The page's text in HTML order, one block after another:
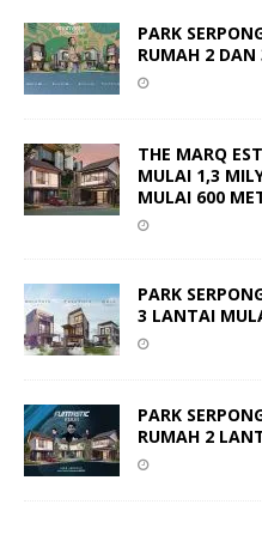
PARK
RUMAH 2
THE MARQ
MULAI 1,3
MULAI 600
PARK
3 LANTAI
PARK
RUMAH 2